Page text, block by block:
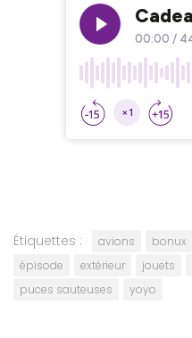
Étiquettes : avions bonux
épisode
extérieur jouets
puces sauteuses
yoyo